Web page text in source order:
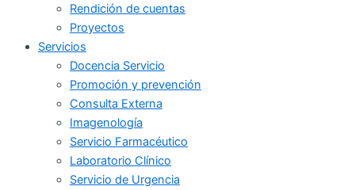
Rendición de cuentas
Proyectos
Servicios
Docencia Servicio
Promoción y prevención
Consulta Externa
Imagenología
Servicio Farmacéutico
Laboratorio Clínico
Servicio de Urgencia